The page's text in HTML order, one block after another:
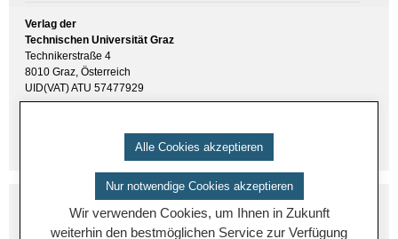
Verlag der
Technischen Universität Graz
Technikerstraße 4
8010 Graz, Österreich
UID(VAT) ATU 57477929
Alle Cookies akzeptieren
Nur notwendige Cookies akzeptieren
Wir verwenden Cookies, um Ihnen in Zukunft
weiterhin den bestmöglichen Service zur Verfügung